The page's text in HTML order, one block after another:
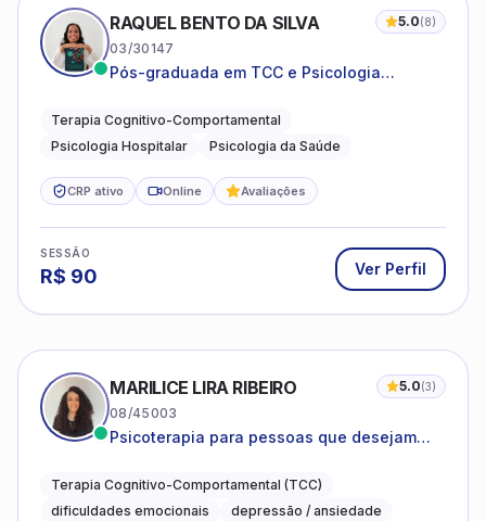
RAQUEL BENTO DA SILVA 5.0(8)
03/30147
Pós-graduada em TCC e Psicologia
Terapia Cognitivo-Comportamental
Psicologia Hospitalar
Psicologia da Saúde
CRP ativo Online Avaliações
SESSÃO
R$ 90 Ver Perfil
MARILICE LIRA RIBEIRO 5.0(3)
08/45003
Psicoterapia para pessoas que desejam
dificuldades do dia a dia
Terapia Cognitivo-Comportamental (TCC)
dificuldades emocionais
depressão / ansiedade